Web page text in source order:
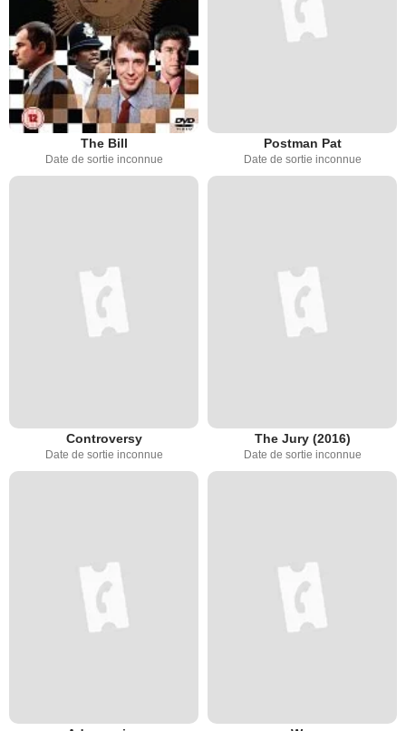
The Bill
Date de sortie inconnue
Postman Pat
Date de sortie inconnue
Controversy
Date de sortie inconnue
The Jury (2016)
Date de sortie inconnue